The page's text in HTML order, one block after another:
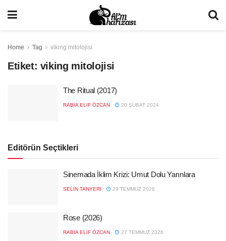
Home Tag viking mitolojisi
Etiket: viking mitolojisi
The Ritual (2017)
RABIA ELIF ÖZCAN 20 ŞUBAT 2024
Editörün Seçtikleri
Sinemada İklim Krizi: Umut Dolu Yarınlara
SELIN TANYERI 29 TEMMUZ 2026
Rose (2026)
RABIA ELIF ÖZCAN 27 TEMMUZ 2026